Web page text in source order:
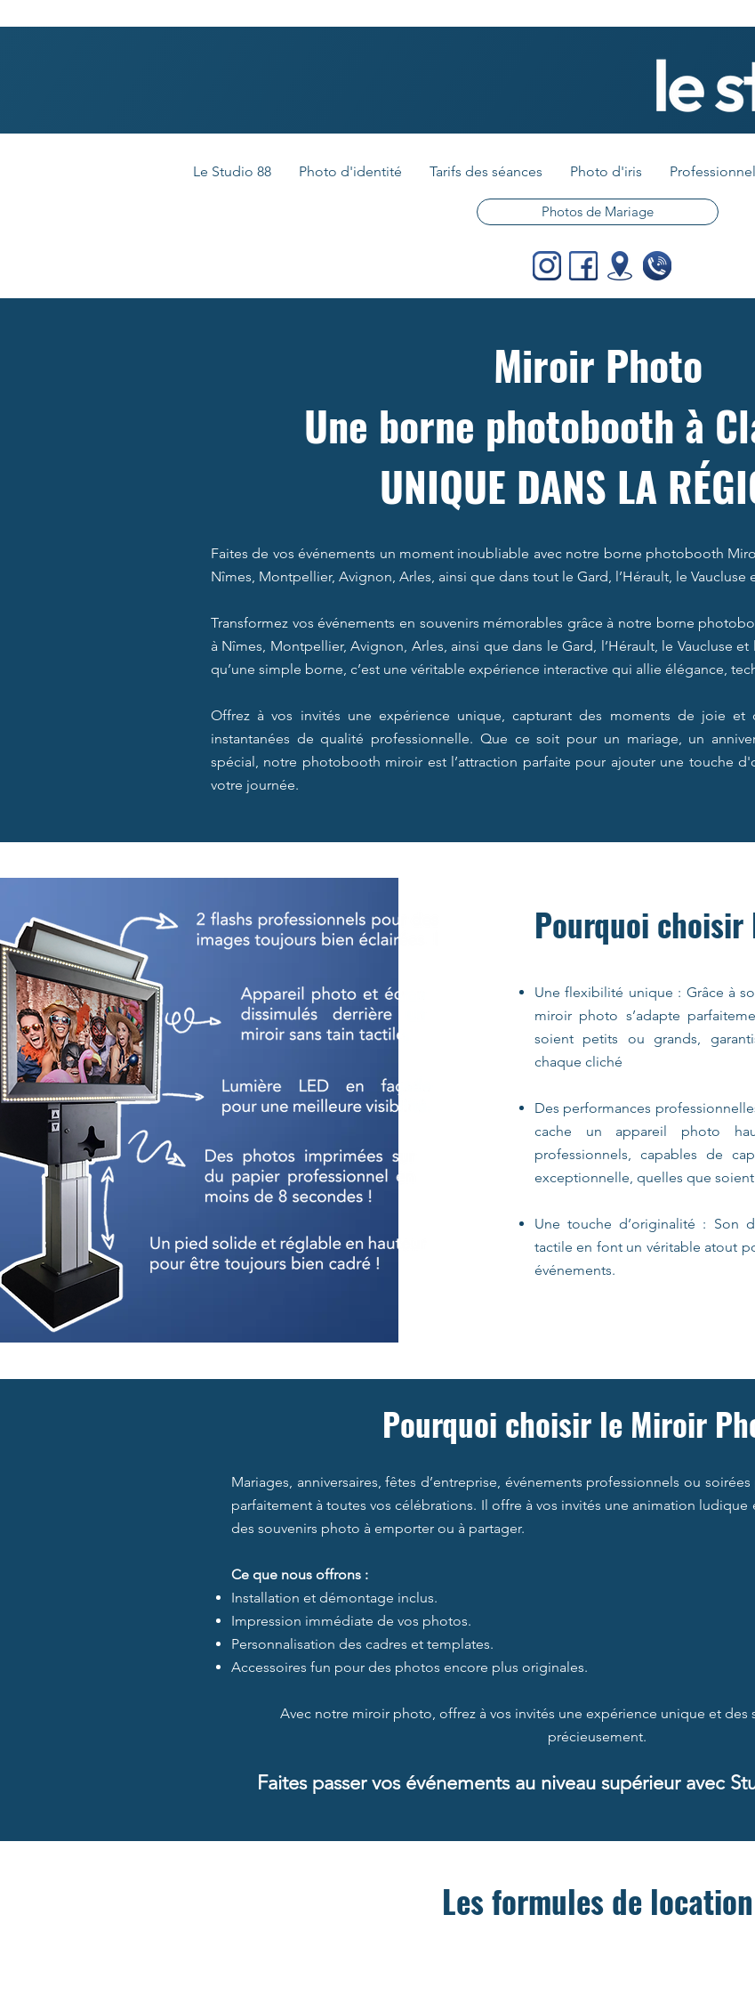
Le Studio 88 Photo d'identité Tarifs des séances Photo d'iris
Photos de Mariage
Miroir Photo
Une borne photobooth à
UNIQUE DANS LA
Faites de vos événements un moment inoubliable avec notre borne photobooth
Nîmes, Montpellier, Avignon, Arles, ainsi que dans tout le Gard, l’Hérault, le Vaucluse
Transformez vos événements en souvenirs mémorables grâce à notre borne
à Nîmes, Montpellier, Avignon, Arles, ainsi que dans le Gard, l’Hérault, le Vaucluse
qu’une simple borne, c’est une véritable expérience interactive qui allie élégance,
Offrez à vos invités une expérience unique, capturant des moments de joie
instantanées de qualité professionnelle. Que ce soit pour un mariage, un
spécial, notre photobooth miroir est l’attraction parfaite pour ajouter une touche
votre journée.
Pourquoi
Une flexibilité unique : Grâce à
miroir photo s’adapte
soient petits ou grands,
chaque cliché
Des performances
cache un appareil photo
professionnels, capables de
exceptionnelle, quelles que
Une touche d’originalité : Son
tactile en font un véritable atout
événements.
Pourquoi choisir le Miroir
Mariages, anniversaires, fêtes d’entreprise, événements professionnels ou
parfaitement à toutes vos célébrations. Il offre à vos invités une animation
des souvenirs photo à emporter ou à partager.
Ce que nous offrons :
Installation et démontage inclus.
Impression immédiate de vos photos.
Personnalisation des cadres et templates.
Accessoires fun pour des photos encore plus originales.
Avec notre miroir photo, offrez à vos invités une expérience unique et des
précieusement.
Faites passer vos événements au niveau supérieur avec
Les formules de location